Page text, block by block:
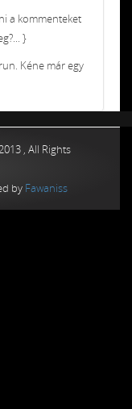
a kommenteket
}
Kéne már egy
, All Rights
by Fawaniss